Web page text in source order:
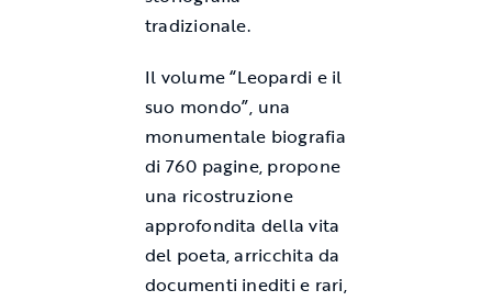
tradizionale.
Il volume “Leopardi e il
suo mondo”, una
monumentale biografia
di 760 pagine, propone
una ricostruzione
approfondita della vita
del poeta, arricchita da
documenti inediti e rari,